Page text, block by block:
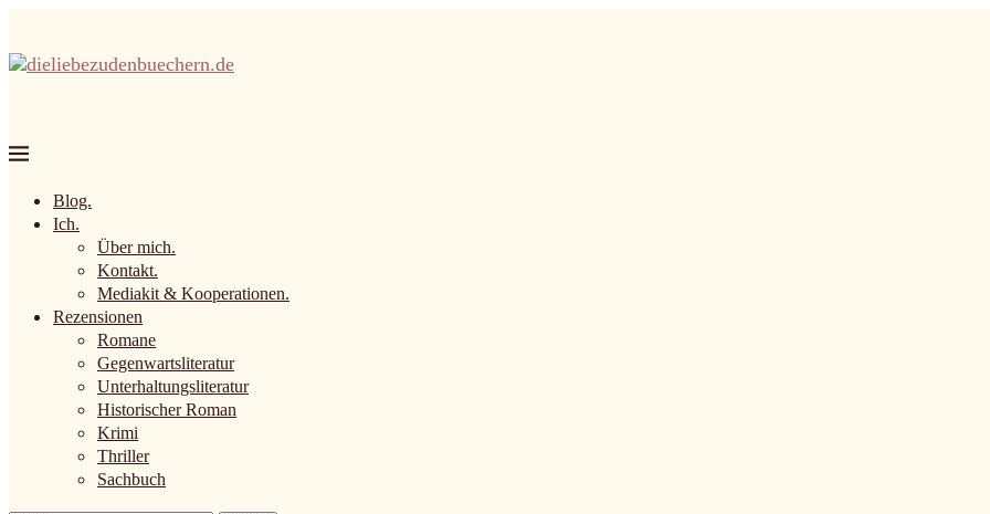
Blog.
Ich.
Über mich.
Kontakt.
Mediakit & Kooperationen.
Rezensionen
Romane
Gegenwartsliteratur
Unterhaltungsliteratur
Historischer Roman
Krimi
Thriller
Sachbuch